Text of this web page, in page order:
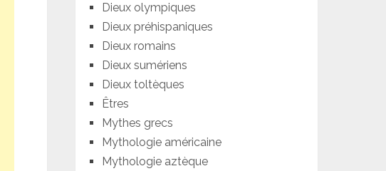
Dieux olympiques
Dieux préhispaniques
Dieux romains
Dieux sumériens
Dieux toltèques
Êtres
Mythes grecs
Mythologie américaine
Mythologie aztèque